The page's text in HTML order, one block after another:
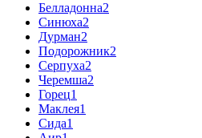
Белладонна2
Синюха2
Дурман2
Подорожник2
Серпуха2
Черемша2
Горец1
Маклея1
Сида1